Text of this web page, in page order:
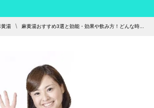
黄湯 麻黄湯おすすめ3選と効能・効果や飲み方！どんな時...